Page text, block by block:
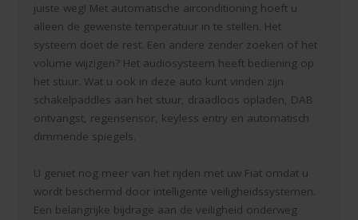
juiste weg! Met automatische airconditioning hoeft u
alleen de gewenste temperatuur in te stellen. Het
systeem doet de rest. Een andere zender zoeken of het
volume wijzigen? Het audiosysteem heeft bediening op
het stuur. Wat u ook in deze auto kunt vinden zijn
schakelpaddles aan het stuur, draadloos opladen, DAB
ontvangst, regensensor, keyless entry en automatisch
dimmende spiegels.
U geniet nog meer van het rijden met uw Fiat omdat u
wordt beschermd door intelligente veiligheidssystemen.
Een belangrijke bijdrage aan de veiligheid onderweg